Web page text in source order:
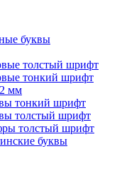
буквы
толстый шрифт
тонкий шрифт
мм
тонкий шрифт
толстый шрифт
толстый шрифт
буквы